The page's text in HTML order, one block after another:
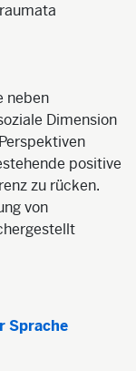
neben
Dimension
positive
zu rücken.
von
Sprache